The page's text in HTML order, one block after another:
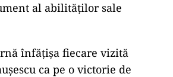
al abilităților sale
înfățișa fiecare vizită
ca pe o victorie de